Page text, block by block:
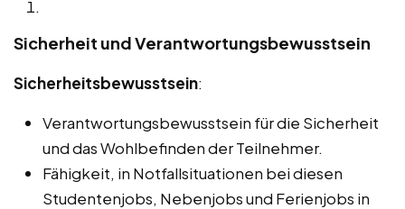
Sicherheit und Verantwortungsbewusstsein
Sicherheitsbewusstsein:
Verantwortungsbewusstsein für die Sicherheit
und das Wohlbefinden der Teilnehmer.
Fähigkeit, in Notfallsituationen bei diesen
Studentenjobs, Nebenjobs und Ferienjobs in